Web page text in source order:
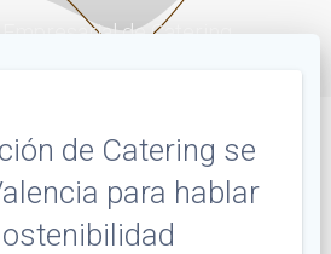
de Catering
de Catering se
para hablar